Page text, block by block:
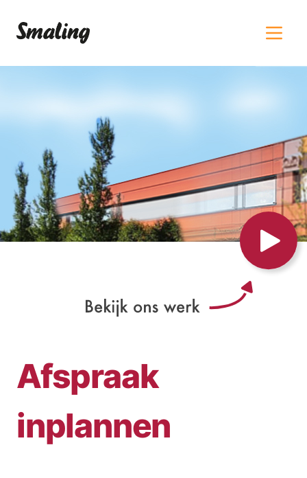
Afspraak
inplannen